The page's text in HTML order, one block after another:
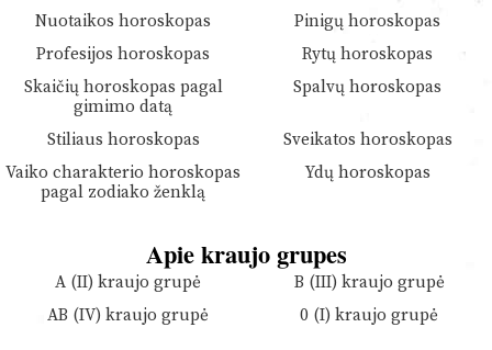
Nuotaikos horoskopas
Pinigų horoskopas
Profesijos horoskopas
Rytų horoskopas
Skaičių horoskopas pagal
gimimo datą
Spalvų horoskopas
Stiliaus horoskopas
Sveikatos horoskopas
Vaiko charakterio horoskopas
pagal zodiako ženklą
Ydų horoskopas
Apie kraujo grupes
A (II) kraujo grupė
B (III) kraujo grupė
AB (IV) kraujo grupė
0 (I) kraujo grupė